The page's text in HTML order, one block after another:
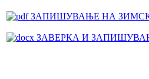
ЗАПИШУВАЊЕ НА ЗИМСКИ
ЗАВЕРКА И